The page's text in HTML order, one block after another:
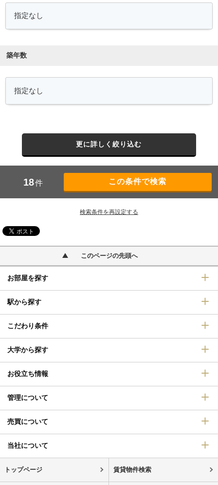
築年数
更に詳しく絞り込む
18件
検索条件を再設定する
このページの先頭へ
お部屋を探す
駅から探す
こだわり条件
大学から探す
お役立ち情報
管理について
売買について
当社について
トップページ 賃貸物件検索